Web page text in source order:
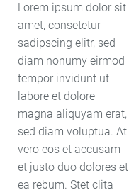
Lorem ipsum dolor sit
amet, consetetur
sadipscing elitr, sed
diam nonumy eirmod
tempor invidunt ut
labore et dolore
magna aliquyam erat,
sed diam voluptua. At
vero eos et accusam
et justo duo dolores et
ea rebum. Stet clita